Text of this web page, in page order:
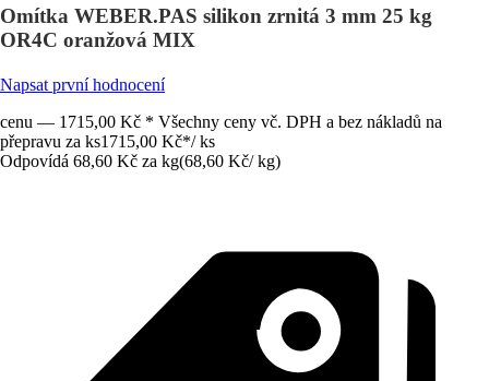
Omítka WEBER.PAS silikon zrnitá 3 mm 25 kg
OR4C oranžová MIX
Napsat první hodnocení
cenu — 1715,00 Kč * Všechny ceny vč. DPH a bez nákladů na
přepravu za ks1715,00 Kč*/ ks
Odpovídá 68,60 Kč za kg(68,60 Kč/ kg)